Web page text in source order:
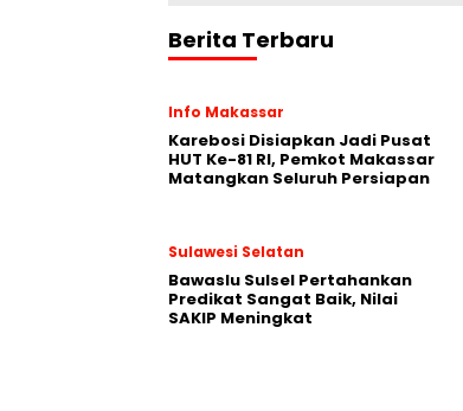
Berita Terbaru
Info Makassar
Karebosi Disiapkan Jadi Pusat
HUT Ke-81 RI, Pemkot Makassar
Matangkan Seluruh Persiapan
Sulawesi Selatan
Bawaslu Sulsel Pertahankan
Predikat Sangat Baik, Nilai
SAKIP Meningkat